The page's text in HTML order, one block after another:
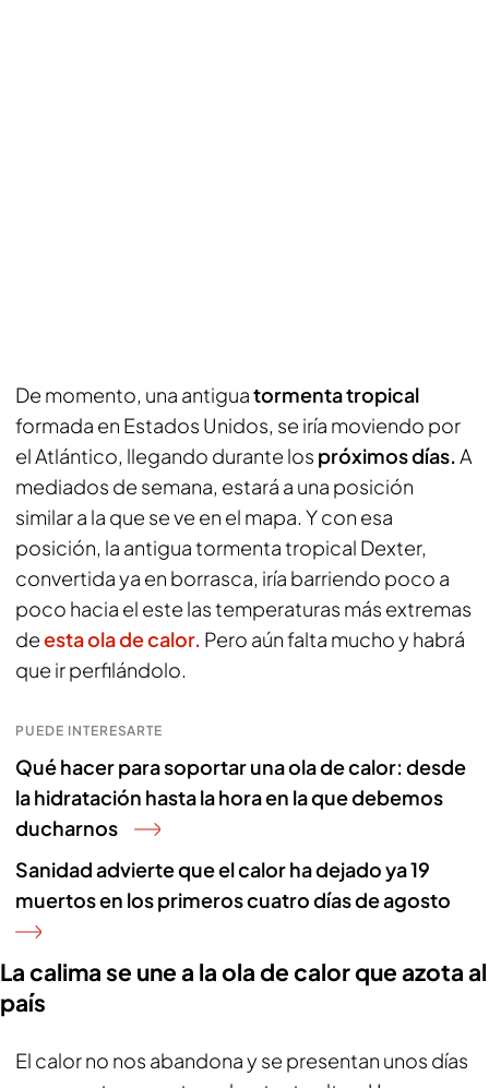
De momento, una antiguatormenta tropical
formada en Estados Unidos, se iría moviendo por
el Atlántico, llegando durante los próximos días.A
mediados de semana, estará a una posición
similar a la que se ve en el mapa. Y con esa
posición, la antigua tormenta tropical Dexter,
convertida ya en borrasca, iría barriendo poco a
poco hacia el este las temperaturas más extremas
deesta ola de calor. Pero aún falta mucho y habrá
que ir perfilándolo.
PUEDE INTERESARTE
Qué hacer para soportar una ola de calor: desde
la hidratación hasta la hora en la que debemos
ducharnos
Sanidad advierte que el calor ha dejado ya 19
muertos en los primeros cuatro días de agosto
La calima se une a la ola de calor que azota al
país
El calor no nos abandona y se presentan unos días